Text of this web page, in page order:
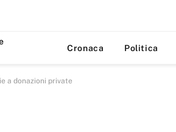
Cronaca Politica
a donazioni private